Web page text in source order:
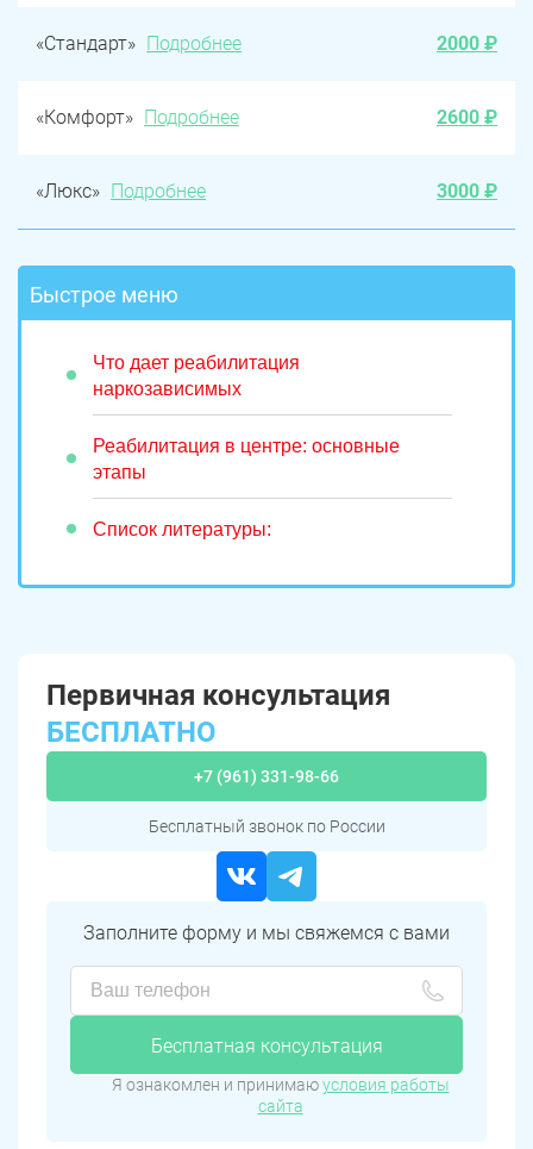
«Стандарт» Подробнее 2000 ₽
«Комфорт» Подробнее 2600 ₽
«Люкс» Подробнее 3000 ₽
Быстрое меню
Что дает реабилитация
наркозависимых
Реабилитация в центре: основные
этапы
Список литературы:
Первичная консультация
БЕСПЛАТНО
+7 (961) 331-98-66
Бесплатный звонок по России
Заполните форму и мы свяжемся с вами
Бесплатная консультация
Я ознакомлен и принимаюусловия работы
сайта